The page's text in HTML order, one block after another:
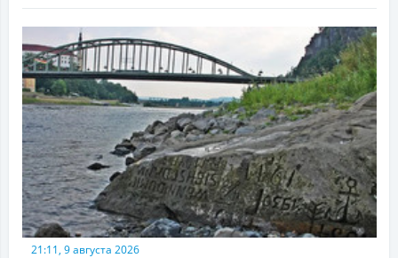
21:11, 9 августа 2026